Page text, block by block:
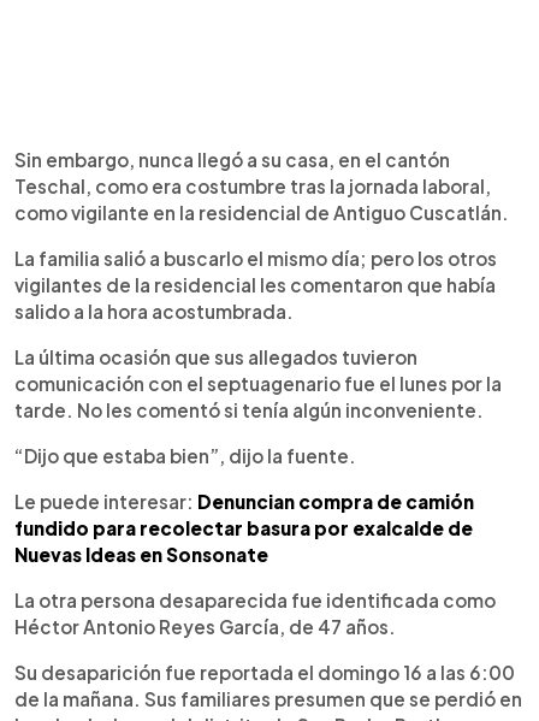
Sin embargo, nunca llegó a su casa, en el cantón
Teschal, como era costumbre tras la jornada laboral,
como vigilante en la residencial de Antiguo Cuscatlán.
La familia salió a buscarlo el mismo día; pero los otros
vigilantes de la residencial les comentaron que había
salido a la hora acostumbrada.
La última ocasión que sus allegados tuvieron
comunicación con el septuagenario fue el lunes por la
tarde. No les comentó si tenía algún inconveniente.
“Dijo que estaba bien”, dijo la fuente.
Le puede interesar: Denuncian compra de camión
fundido para recolectar basura por exalcalde de
Nuevas Ideas en Sonsonate
La otra persona desaparecida fue identificada como
Héctor Antonio Reyes García, de 47 años.
Su desaparición fue reportada el domingo 16 a las 6:00
de la mañana. Sus familiares presumen que se perdió en